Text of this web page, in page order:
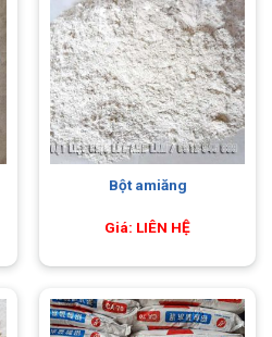
Bột amiăng
Giá: LIÊN HỆ